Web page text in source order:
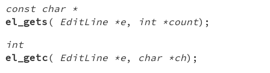
const char *
el_gets ( EditLine *e, int *count);
int
el_getc( EditLine *e, char *ch);